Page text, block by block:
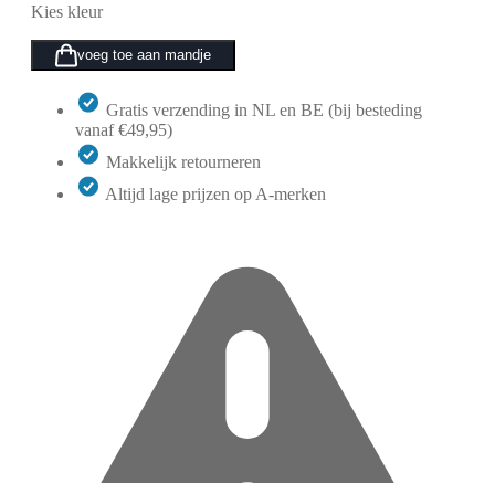
Kies kleur
voeg toe aan mandje
Gratis verzending in NL en BE (bij besteding
vanaf €49,95)
Makkelijk retourneren
Altijd lage prijzen op A-merken